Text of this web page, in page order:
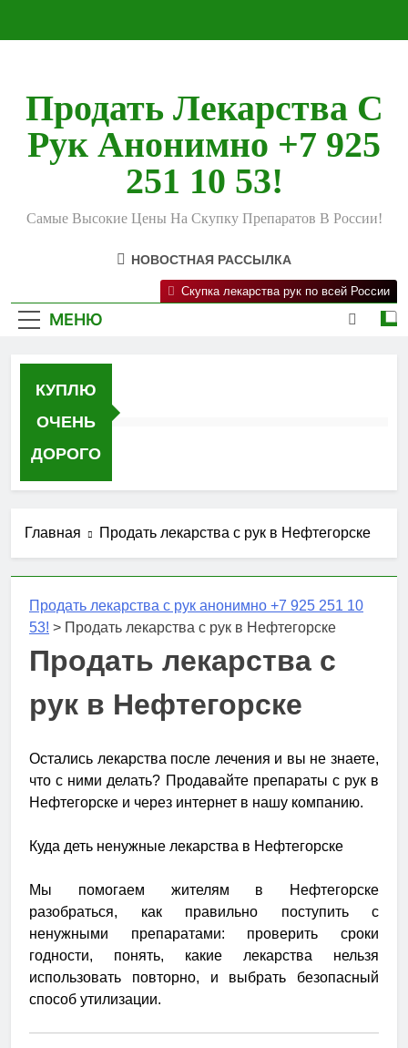
Продать Лекарства С
Рук Анонимно +7 925
251 10 53!
Самые Высокие Цены На Скупку Препаратов В России!
НОВОСТНАЯ РАССЫЛКА
МЕНЮ
Скупка лекарства рук по всей России
КУПЛЮ
ОЧЕНЬ
ДОРОГО
Главная Продать лекарства с рук в Нефтегорске
Продать лекарства с рук анонимно +7 925 251 10
53! > Продать лекарства с рук в Нефтегорске
Продать лекарства с
рук в Нефтегорске
Остались лекарства после лечения и вы не знаете,
что с ними делать? Продавайте препараты с рук в
Нефтегорске и через интернет в нашу компанию.
Куда деть ненужные лекарства в Нефтегорске
Мы помогаем жителям в Нефтегорске
разобраться, как правильно поступить с
ненужными препаратами: проверить сроки
годности, понять, какие лекарства нельзя
использовать повторно, и выбрать безопасный
способ утилизации.